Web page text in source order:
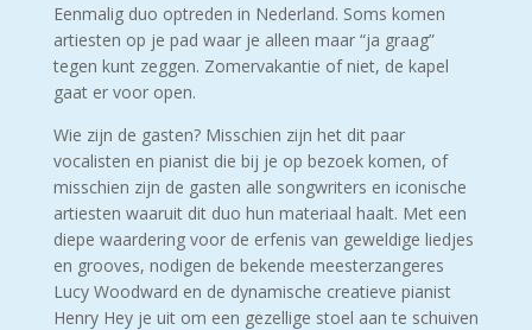
Eenmalig duo optreden in Nederland. Soms komen
artiesten op je pad waar je alleen maar “ja graag”
tegen kunt zeggen. Zomervakantie of niet, de kapel
gaat er voor open.
Wie zijn de gasten? Misschien zijn het dit paar
vocalisten en pianist die bij je op bezoek komen, of
misschien zijn de gasten alle songwriters en iconische
artiesten waaruit dit duo hun materiaal haalt. Met een
diepe waardering voor de erfenis van geweldige liedjes
en grooves, nodigen de bekende meesterzangeres
Lucy Woodward en de dynamische creatieve pianist
Henry Hey je uit om een gezellige stoel aan te schuiven